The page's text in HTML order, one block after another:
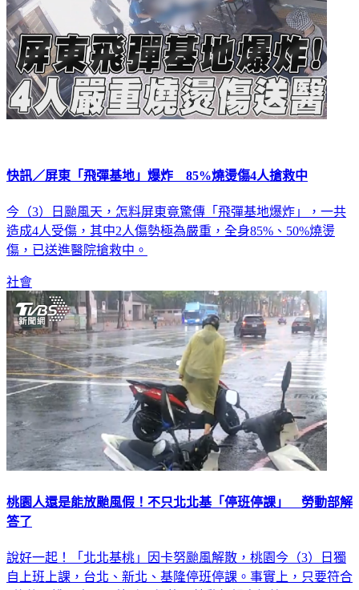
快訊／屏東「飛彈基地」爆炸 85%燒燙傷4人搶救中
今（3）日颱風天，怎料屏東竟驚傳「飛彈基地爆炸」，一共
造成4人受傷，其中2人傷勢極為嚴重，全身85%、50%燒燙
傷，已送進醫院搶救中。
社會
桃園人還是能放颱風假！不只北北基「停班停課」 勞動部解
答了
說好一起！「北北基桃」因卡努颱風解散，桃園今（3）日獨
自上班上課，台北、新北、基隆停班停課。事實上，只要符合